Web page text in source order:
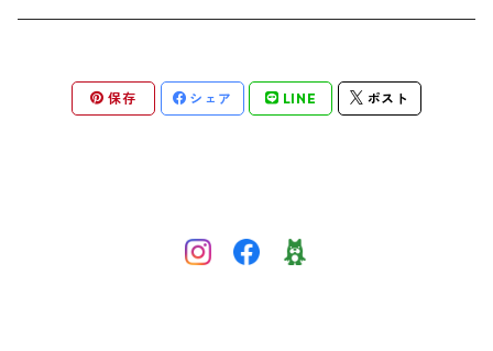
手描きウォールポケット
保存 シェア LINE ポスト